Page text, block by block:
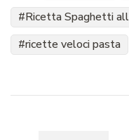
Ricetta Spaghetti
ricette veloci pasta